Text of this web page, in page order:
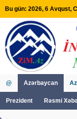
Bu gün: 2026, 6 Avqust,
@ Azərbaycan
Prezident Rəsmi